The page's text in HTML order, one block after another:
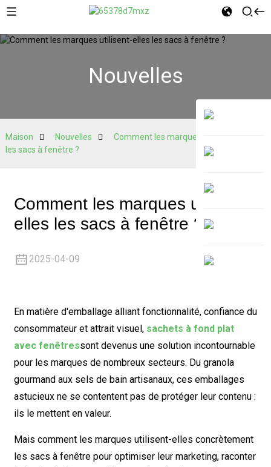
Nouvelles
Maison Nouvelles
Comment les marques utilisent-elles
les sacs à fenêtre ?
Comment les marques utilisent-
elles les sacs à fenêtre ?
2025-04-09
En matière d'emballage alliant fonctionnalité, confiance du
consommateur et attrait visuel, sachets à fond plat
avec fenêtressont devenus une solution incontournable
pour les marques de nombreux secteurs. Du granola
gourmand aux sels de bain artisanaux, ces emballages
astucieux ne se contentent pas de protéger leur contenu :
ils le mettent en valeur.
Mais comment les marques utilisent-elles concrètement
les sacs à fenêtre pour optimiser leur marketing, raconter